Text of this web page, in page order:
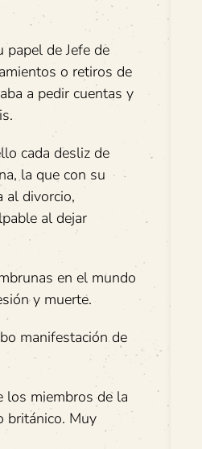
papel de Jefe de
o retiros de
a pedir cuentas y
cada desliz de
la que con su
al divorcio,
al dejar
en el mundo
y muerte.
manifestación de
los miembros de la
británico. Muy